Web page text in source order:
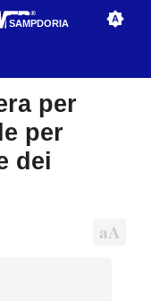
SAMPDORIA
per
per
dei